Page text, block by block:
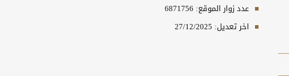
عدد زوار الموقع: 6871756
اخر تعديل: 27/12/2025